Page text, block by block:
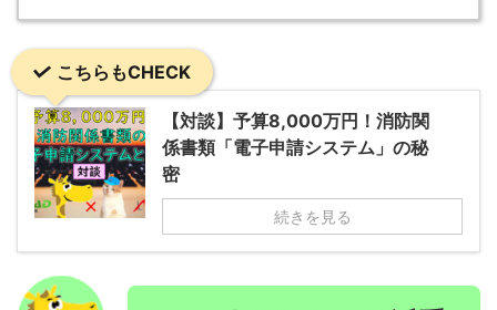
こちらもCHECK
【対談】予算8,000万円！消防関
係書類「電子申請システム」の秘
密
続きを見る